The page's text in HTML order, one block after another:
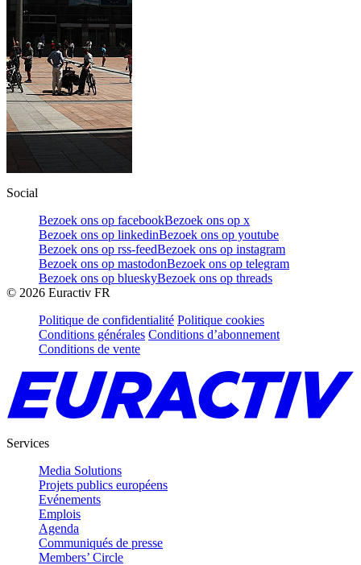
Social
Bezoek ons op facebookBezoek ons op x
Bezoek ons op linkedinBezoek ons op youtube
Bezoek ons op rss-feedBezoek ons op instagram
Bezoek ons op mastodonBezoek ons op telegram
Bezoek ons op blueskyBezoek ons op threads
© 2026 Euractiv FR
Politique de confidentialité Politique cookies
Conditions générales Conditions d’abonnement
Conditions de vente
Services
Media Solutions
Projets publics européens
Evénements
Emplois
Agenda
Communiqués de presse
Members’ Circle